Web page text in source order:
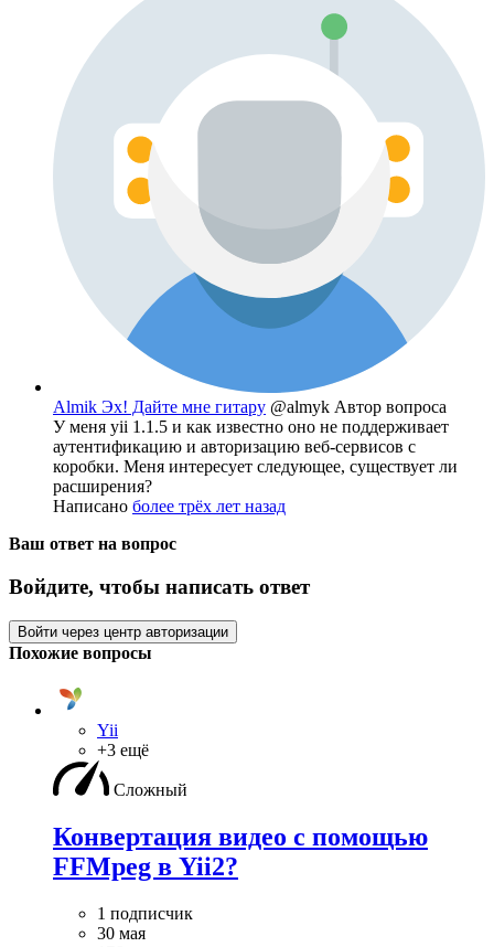
Almik Эх! Дайте мне гитару @almyk Автор вопроса
У меня yii 1.1.5 и как известно оно не поддерживает
аутентификацию и авторизацию веб-сервисов с
коробки. Меня интересует следующее, существует ли
расширения?
Написано более трёх лет назад
Ваш ответ на вопрос
Войдите, чтобы написать ответ
Войти через центр авторизации
Похожие вопросы
Yii
+3 ещё
Сложный
Конвертация видео с помощью
FFMpeg в Yii2?
1 подписчик
30 мая